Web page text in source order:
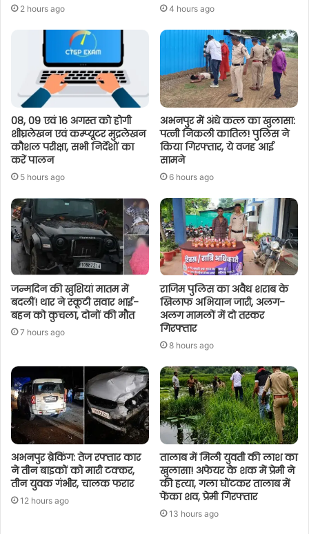
2 hours ago 4 hours ago
08, 09 एवं 16 अगस्त को होगी
शीघ्रलेखन एवं कम्प्यूटर मुद्रलेखन
कौशल परीक्षा, सभी निर्देशों का
करें पालन
5 hours ago
अभनपुर में अंधे कत्ल का खुलासा:
पत्नी निकली कातिल! पुलिस ने
किया गिरफ्तार, ये वजह आई
सामने
6 hours ago
जन्मदिन की खुशियां मातम में
बदलीं! थार ने स्कूटी सवार भाई-
बहन को कुचला, दोनों की मौत
7 hours ago
राजिम पुलिस का अवैध शराब के
खिलाफ अभियान जारी, अलग-
अलग मामलों में दो तस्कर
गिरफ्तार
8 hours ago
अभनपुर ब्रेकिंग: तेज रफ्तार कार
ने तीन बाइकों को मारी टक्कर,
तीन युवक गंभीर, चालक फरार
12 hours ago
तालाब में मिली युवती की लाश का
खुलासा! अफेयर के शक में प्रेमी ने
की हत्या, गला घोंटकर तालाब में
फेंका शव, प्रेमी गिरफ्तार
13 hours ago